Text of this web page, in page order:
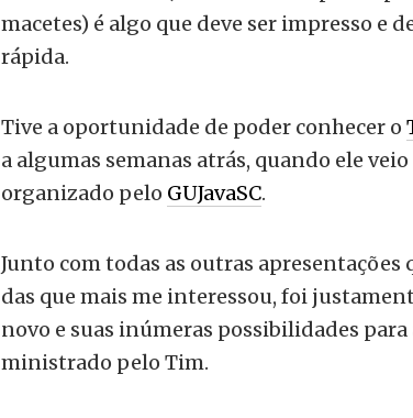
macetes) é algo que deve ser impresso e
rápida.
Tive a oportunidade de poder conhecer o
a algumas semanas atrás, quando ele
organizado pelo GUJavaSC.
Junto com todas as outras
das que mais me interessou, foi
novo e suas inúmeras possibilidades
ministrado pelo Tim.